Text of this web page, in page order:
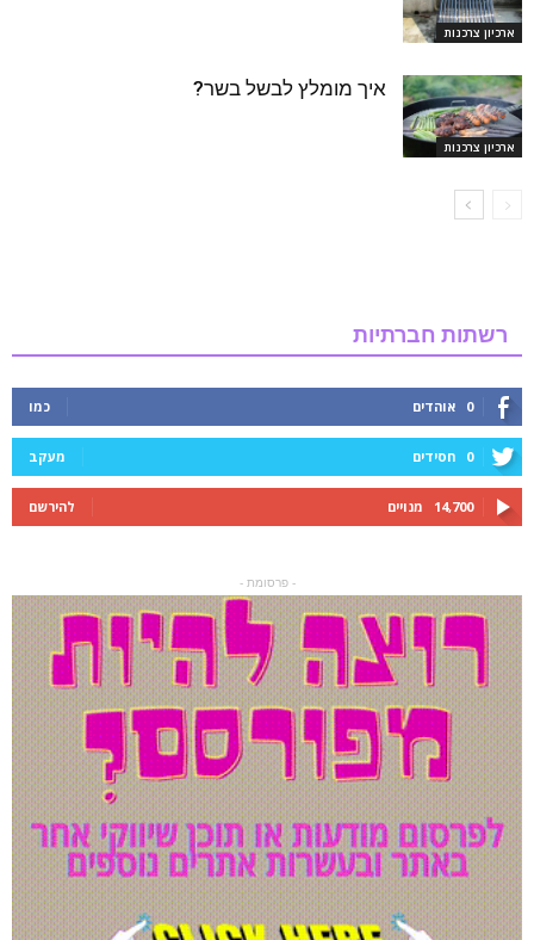
ארכיון צרכנות
ארכיון צרכנות
איך מומלץ לבשל בשר?
רשתות חברתיות
0 אוהדים כמו
0 חסידים מעקב
14,700 מנויים להירשם
- פרסומת -